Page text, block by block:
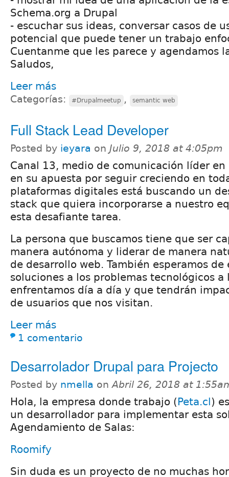
Schema.org a Drupal
- escuchar sus ideas, conversar casos de
potencial que puede tener un trabajo
Cuentanme que les parece y agendamos
Saludos,
Leer más
Categorías: #Drupalmeetup , semantic web
Full Stack Lead Developer
Posted by ieyara on Julio 9, 2018 at 4:05pm
Canal 13, medio de comunicación líder
en su apuesta por seguir creciendo en
plataformas digitales está buscando un
stack que quiera incorporarse a nuestro
esta desafiante tarea.
La persona que buscamos tiene que ser
manera autónoma y liderar de manera
de desarrollo web. También esperamos
soluciones a los problemas tecnológicos a
enfrentamos día a día y que tendrán
de usuarios que nos visitan.
Leer más
1 comentario
Desarrolador Drupal para Projecto
Posted by nmella onAbril 26, 2018 at
Hola, la empresa donde trabajo (Peta.cl)
un desarrollador para implementar esta
Agendamiento de Salas:
Roomify
Sin duda es un proyecto de no muchas